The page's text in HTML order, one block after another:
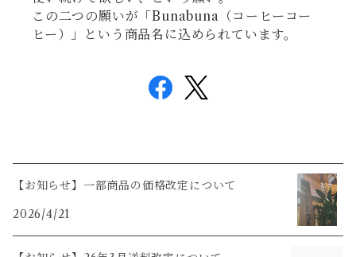
この二つの願いが「Bunabuna（コーヒーコー
ヒー）」という商品名に込められています。
【お知らせ】一部商品の価格改定について
2026/4/21